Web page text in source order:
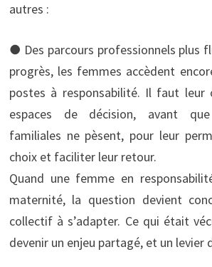
autres :
● Des parcours professionnels plus
progrès, les femmes accèdent
postes à responsabilité. Il faut
espaces de décision, avant
familiales ne pèsent, pour leur
choix et faciliter leur retour.
Quand une femme en
maternité, la question devient
collectif à s’adapter. Ce qui était
devenir un enjeu partagé, et un